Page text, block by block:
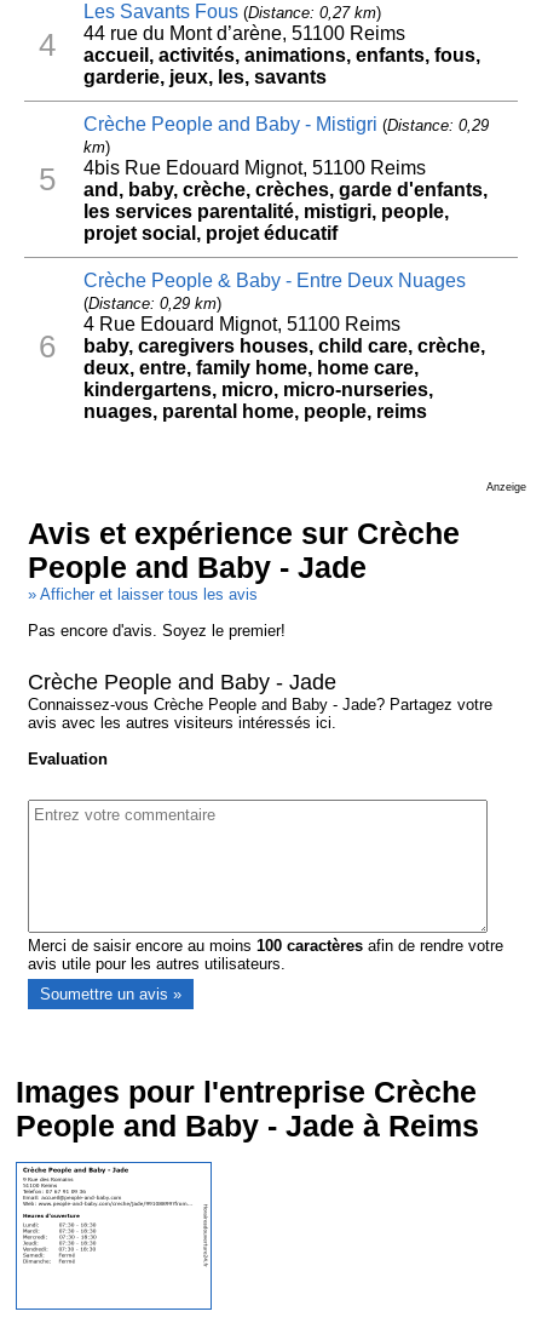
4
Les Savants Fous(Distance: 0,27 km)
44 rue du Mont d’arène, 51100 Reims
accueil, activités, animations, enfants, fous,
garderie, jeux, les, savants
5
Crèche People and Baby - Mistigri (Distance: 0,29
km)
4bis Rue Edouard Mignot, 51100 Reims
and, baby, crèche, crèches, garde d'enfants,
les services parentalité, mistigri, people,
projet social, projet éducatif
6
Crèche People & Baby - Entre Deux Nuages
(Distance: 0,29 km)
4 Rue Edouard Mignot, 51100 Reims
baby, caregivers houses, child care, crèche,
deux, entre, family home, home care,
kindergartens, micro, micro-nurseries,
nuages, parental home, people, reims
Anzeige
Avis et expérience sur Crèche
People and Baby - Jade
» Afficher et laisser tous les avis
Pas encore d'avis. Soyez le premier!
Crèche People and Baby - Jade
Connaissez-vous Crèche People and Baby - Jade? Partagez votre
avis avec les autres visiteurs intéressés ici.
Evaluation
Merci de saisir encore au moins100 caractères afin de rendre votre
avis utile pour les autres utilisateurs.
Images pour l'entreprise Crèche
People and Baby - Jade à Reims